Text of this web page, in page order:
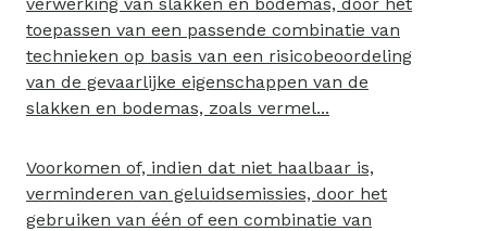
toepassen van een passende combinatie van
technieken op basis van een risicobeoordeling
van de gevaarlijke eigenschappen van de
slakken en bodemas, zoals vermel...
Voorkomen of, indien dat niet haalbaar is,
verminderen van geluidsemissies, door het
gebruiken van één of een combinatie van